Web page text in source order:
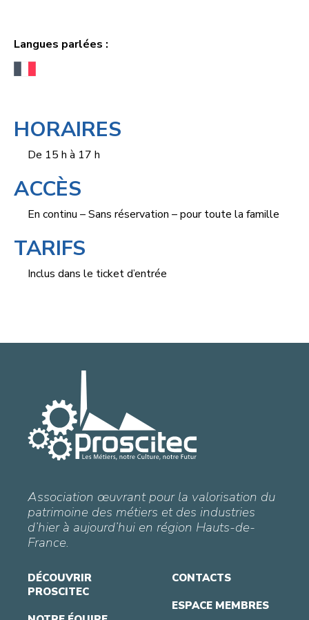
Langues parlées :
HORAIRES
De 15 h à 17 h
ACCÈS
En continu – Sans réservation – pour toute la famille
TARIFS
Inclus dans le ticket d’entrée
Association œuvrant pour la valorisation du
patrimoine des métiers et des industries
d’hier à aujourd’hui en région Hauts-de-
France.
DÉCOUVRIR
PROSCITEC
CONTACTS
ESPACE MEMBRES